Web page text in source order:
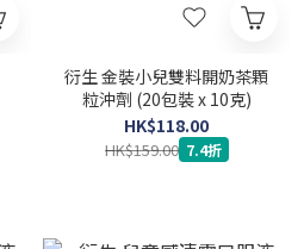
衍生 金裝小兒雙料開奶茶顆
粒沖劑 (20包裝 x 10克)
HK$118.00
HK$159.00 7.4折